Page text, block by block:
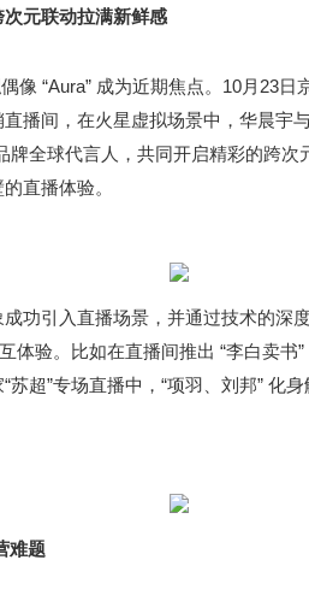
元联动拉满新鲜感
像 “Aura” 成为近期焦点。10月23
播间，在火星虚拟场景中，华晨宇
全球代言人，共同开启精彩的跨次
直播体验。
功引入直播场景，并通过技术的深
体验。比如在直播间推出 “李白卖
苏超”专场直播中，“项羽、刘邦” 化
难题